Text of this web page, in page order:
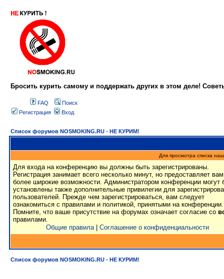
Бросить курить самому и поддержать других в этом деле!
FAQ
Поиск
Регистрация
Вход
Список форумов NOSMOKING.RU - НЕ КУРИМ!
Для просмотра списка
Для входа на конференцию вы должны быть зарегистрированы.
Регистрация занимает всего несколько минут, но предоставляет вам
более широкие возможности. Администратором конференции могут
установлены также дополнительные привилегии для
пользователей. Прежде чем зарегистрироваться, вам следует
ознакомиться с правилами и политикой, принятыми на конференции.
Помните, что ваше присутствие на форумах означает согласие со
правилами.
Общие правила| Соглашение о конфиденциальности
Список форумов NOSMOKING.RU - НЕ КУРИМ!